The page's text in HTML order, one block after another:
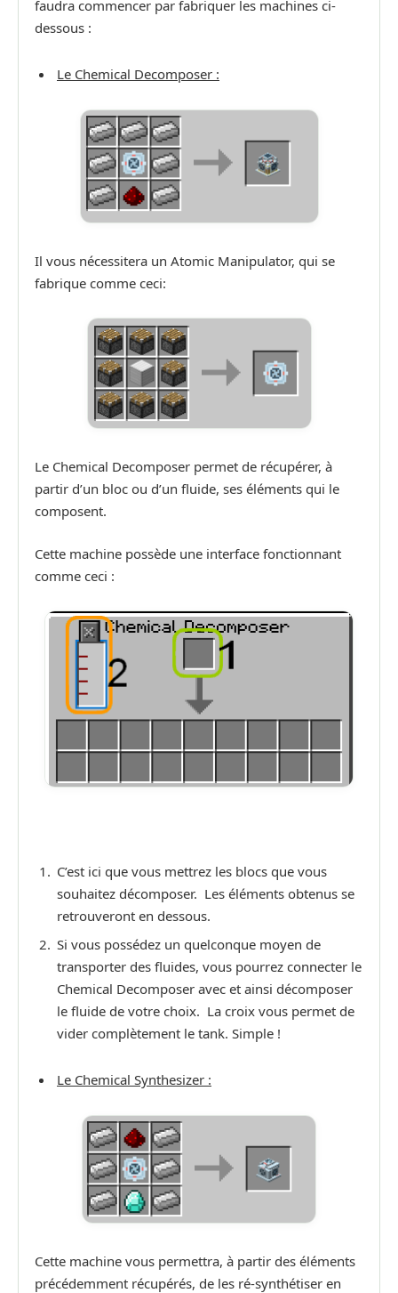
faudra commencer par fabriquer les machines ci-
dessous :
Le Chemical Decomposer :
Il vous nécessitera un Atomic Manipulator, qui se
fabrique comme ceci:
Le Chemical Decomposer permet de récupérer, à
partir d’un bloc ou d’un fluide, ses éléments qui le
composent.
Cette machine possède une interface fonctionnant
comme ceci :
C’est ici que vous mettrez les blocs que vous
souhaitez décomposer. Les éléments obtenus se
retrouveront en dessous.
Si vous possédez un quelconque moyen de
transporter des fluides, vous pourrez connecter le
Chemical Decomposer avec et ainsi décomposer
le fluide de votre choix. La croix vous permet de
vider complètement le tank. Simple !
Le Chemical Synthesizer :
Cette machine vous permettra, à partir des éléments
précédemment récupérés, de les ré-synthétiser en